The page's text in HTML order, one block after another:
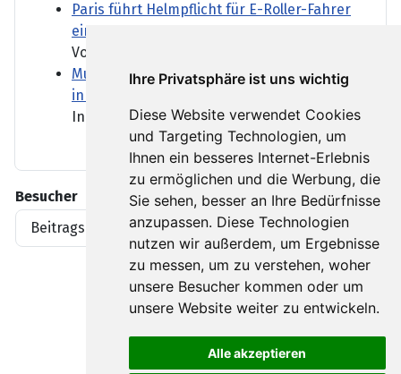
Ihre Privatsphäre ist uns wichtig
Diese Website verwendet Cookies
und Targeting Technologien, um
Ihnen ein besseres Internet-Erlebnis
zu ermöglichen und die Werbung, die
Sie sehen, besser an Ihre Bedürfnisse
anzupassen. Diese Technologien
nutzen wir außerdem, um Ergebnisse
zu messen, um zu verstehen, woher
unsere Besucher kommen oder um
unsere Website weiter zu entwickeln.
Alle akzeptieren
Paris führt Helmpflicht für E-Roller-Fahrer
ein
Vor allem in Großstädten...
Mutmaßlich ukrainische Drohne explodiert
in Bulgarien
In Bulgarien ist eine Drohne...
Besucher
Beitragsaufrufe
1919396